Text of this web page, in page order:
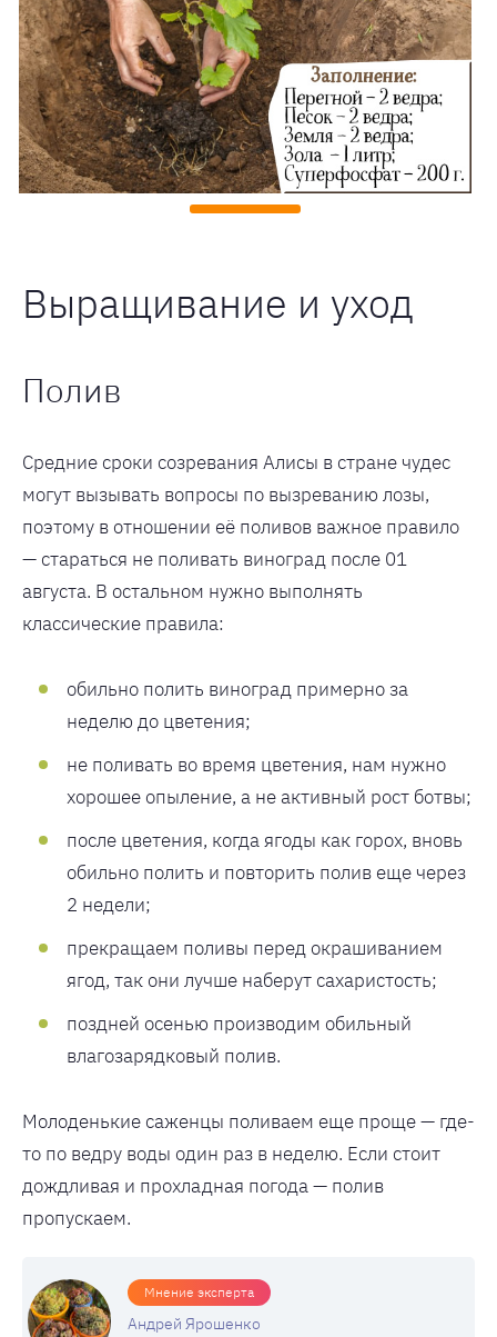
Выращивание и уход
Полив
Средние сроки созревания Алисы в стране чудес
могут вызывать вопросы по вызреванию лозы,
поэтому в отношении её поливов важное правило
— стараться не поливать виноград после 01
августа. В остальном нужно выполнять
классические правила:
обильно полить виноград примерно за
неделю до цветения;
не поливать во время цветения, нам нужно
хорошее опыление, а не активный рост ботвы;
после цветения, когда ягоды как горох, вновь
обильно полить и повторить полив еще через
2 недели;
прекращаем поливы перед окрашиванием
ягод, так они лучше наберут сахаристость;
поздней осенью производим обильный
влагозарядковый полив.
Молоденькие саженцы поливаем еще проще — где-
то по ведру воды один раз в неделю. Если стоит
дождливая и прохладная погода — полив
пропускаем.
Мнение эксперта
Андрей Ярошенко